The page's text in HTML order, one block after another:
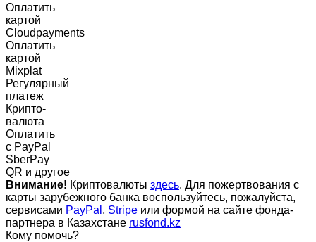
Оплатить
картой
Cloudpayments
Оплатить
картой
Mixplat
Регулярный
платеж
Крипто-
валюта
Оплатить
c PayPal
SberPay
QR и другое
Внимание! Криптовалюты здесь. Для пожертвования с
карты зарубежного банка воспользуйтесь, пожалуйста,
сервисами PayPal , Stripe или формой на сайте фонда-
партнера в Казахстане rusfond.kz
Кому помочь?